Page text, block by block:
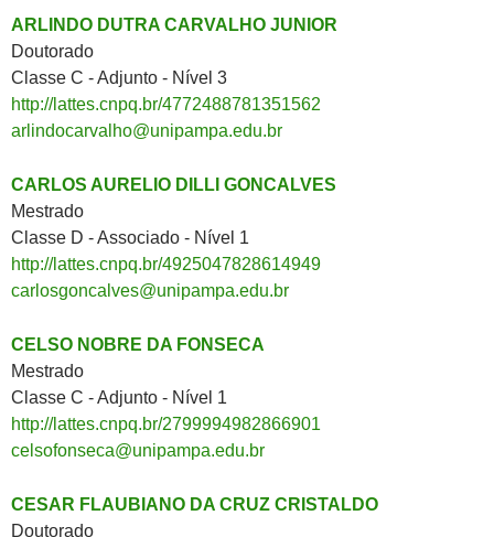
ARLINDO DUTRA CARVALHO JUNIOR
Doutorado
Classe C - Adjunto - Nível 3
http://lattes.cnpq.br/4772488781351562
arlindocarvalho@unipampa.edu.br
CARLOS AURELIO DILLI GONCALVES
Mestrado
Classe D - Associado - Nível 1
http://lattes.cnpq.br/4925047828614949
carlosgoncalves@unipampa.edu.br
CELSO NOBRE DA FONSECA
Mestrado
Classe C - Adjunto - Nível 1
http://lattes.cnpq.br/2799994982866901
celsofonseca@unipampa.edu.br
CESAR FLAUBIANO DA CRUZ CRISTALDO
Doutorado